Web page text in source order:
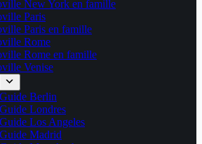
New York en famille
Paris
Paris en famille
Rome
Rome en famille
Venise
Berlin
Londres
Los Angeles
Madrid